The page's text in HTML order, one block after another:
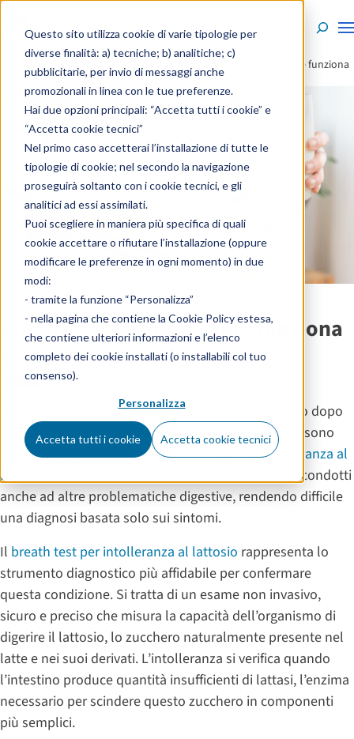
Questo sito utilizza cookie di varie tipologie per
diverse finalità: a) tecniche; b) analitiche; c)
pubblicitarie, per invio di messaggi anche
promozionali in linea con le tue preferenze.
Hai due opzioni principali: “Accetta tutti i cookie” e
“Accetta cookie tecnici”
Nel primo caso accetterai l’installazione di tutte le
tipologie di cookie; nel secondo la navigazione
proseguirà soltanto con i cookie tecnici, e gli
analitici ad essi assimilati.
Puoi scegliere in maniera più specifica di quali
cookie accettare o rifiutare l’installazione (oppure
modificare le preferenze in ogni momento) in due
modi:
- tramite la funzione “Personalizza”
- nella pagina che contiene la Cookie Policy estesa,
che contiene ulteriori informazioni e l’elenco
completo dei cookie installati (o installabili col tuo
consenso).
Personalizza
Accetta tutti i cookie Accetta cookie tecnici
»Enciclopedia Esami e analisi
Breath test lattosio: come funziona
e come prepararsi
Breath test lattosio: come funziona
e come prepararsi
Esami e analisi
Gonfiore addominale, crampi,diarrea
e meteorismo dopo
aver bevuto un cappuccino o mangiato uno yogurt sono
sintomi comuni che potrebbero indicare un’intolleranza al
lattosio
. Tuttavia, questi disturbi possono essere ricondotti
anche ad altre problematiche digestive, rendendo difficile
una diagnosi basata solo sui sintomi.
Il breath test per intolleranza al lattosio rappresenta lo
strumento diagnostico più affidabile per confermare
questa condizione. Si tratta di un esame non invasivo,
sicuro e preciso che misura la capacità dell’organismo di
digerire il lattosio, lo zucchero naturalmente presente nel
latte e nei suoi derivati. L’intolleranza si verifica quando
l’intestino produce quantità insufficienti di lattasi, l’enzima
necessario per scindere questo zucchero in componenti
più semplici.